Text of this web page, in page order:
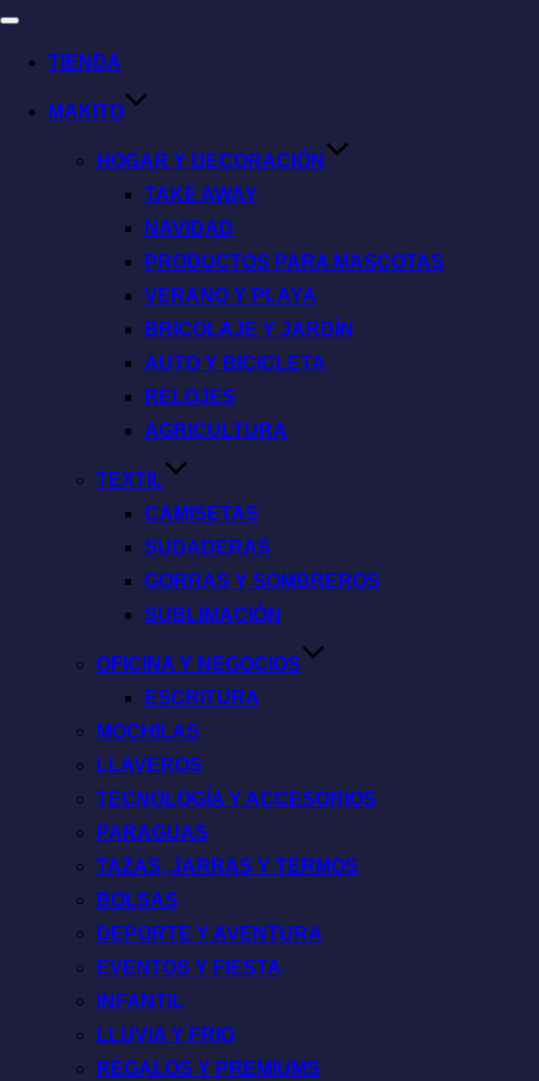
TIENDA
MAKITO
HOGAR Y DECORACIÓN
TAKE AWAY
NAVIDAD
PRODUCTOS PARA MASCOTAS
VERANO Y PLAYA
BRICOLAJE Y JARDÍN
AUTO Y BICICLETA
RELOJES
AGRICULTURA
TEXTIL
CAMISETAS
SUDADERAS
GORRAS Y SOMBREROS
SUBLIMACIÓN
OFICINA Y NEGOCIOS
ESCRITURA
MOCHILAS
LLAVEROS
TECNOLOGÍA Y ACCESORIOS
PARAGUAS
TAZAS, JARRAS Y TERMOS
BOLSAS
DEPORTE Y AVENTURA
EVENTOS Y FIESTA
INFANTIL
LLUVIA Y FRIO
REGALOS Y PREMIUMS